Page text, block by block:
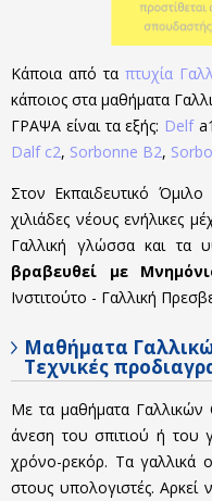
Κάποια από τα πτυχία
κάποιος στα μαθήματα
ΓΡΑΨΑ είναι τα εξής: Delf
Dalf c2, Sorbonne B2,
Στον Εκπαιδευτικό
χιλιάδες νέους ενήλικες
Γαλλική γλώσσα και τα
βραβευθεί με
Ινστιτούτο - Γαλλική
Μαθήματα
Τεχνικές
Με τα μαθήματα
άνεση του σπιτιού ή του
χρόνο-ρεκόρ. Τα γαλλικά
στους υπολογιστές. Αρκεί